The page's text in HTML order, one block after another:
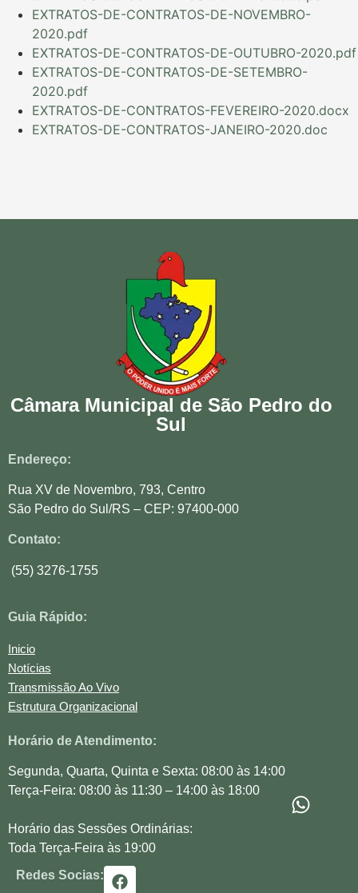
EXTRATOS-DE-CONTRATOS-DE-NOVEMBRO-
2020.pdf
EXTRATOS-DE-CONTRATOS-DE-OUTUBRO-2020.pdf
EXTRATOS-DE-CONTRATOS-DE-SETEMBRO-
2020.pdf
EXTRATOS-DE-CONTRATOS-FEVEREIRO-2020.docx
EXTRATOS-DE-CONTRATOS-JANEIRO-2020.doc
Câmara Municipal de São Pedro do
Sul
Endereço:
Rua XV de Novembro, 793, Centro
São Pedro do Sul/RS – CEP: 97400-000
Contato:
(55) 3276-1755
Guia Rápido:
Inicio
Notícias
Transmissão Ao Vivo
Estrutura Organizacional
Horário de Atendimento:
Segunda, Quarta, Quinta e Sexta: 08:00 às 14:00
Terça-Feira: 08:00 às 11:30 – 14:00 às 18:00
Horário das Sessões Ordinárias:
Toda Terça-Feira às 19:00
Redes Socias: